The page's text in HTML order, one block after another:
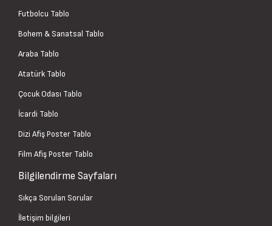
Futbolcu Tablo
Bohem & Sanatsal Tablo
Araba Tablo
Atatürk Tablo
Çocuk Odası Tablo
İcardi Tablo
Dizi Afiş Poster Tablo
Film Afiş Poster Tablo
Bilgilendirme Sayfaları
Sıkça Sorulan Sorular
İletişim bilgileri